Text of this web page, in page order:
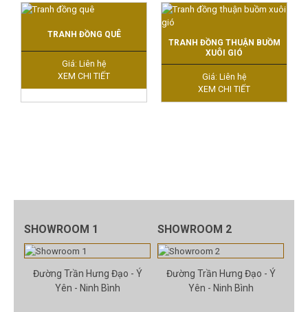
TRANH ĐỒNG QUÊ
Giá: Liên hệ
XEM CHI TIẾT
TRANH ĐỒNG THUẬN BUỒM
XUÔI GIÓ
Giá: Liên hệ
XEM CHI TIẾT
SHOWROOM 1
Đường Trần Hưng Đạo - Ý
Yên - Ninh Bình
SHOWROOM 2
Đường Trần Hưng Đạo - Ý
Yên - Ninh Bình